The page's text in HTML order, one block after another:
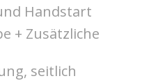
Handstart
+ Zusätzliche
seitlich